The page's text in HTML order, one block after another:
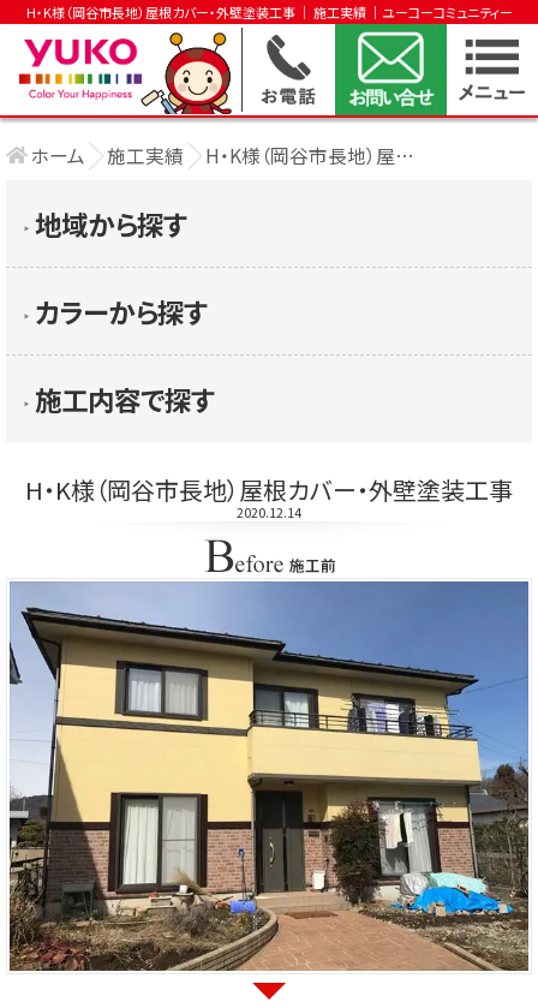
H・K様（岡谷市長地）屋根カバー・外壁塗装工事 │ 施工実績 │ユーコーコミュニティー
ホーム 施工実績 H・K様（岡谷市長地）屋根カバー・外壁塗装 ....
▶︎ 施工内容で探す
▶︎ カラーから探す
▶︎ 地域から探す
H・K様（岡谷市長地）屋根カバー・外壁塗装工事
2020.12.14